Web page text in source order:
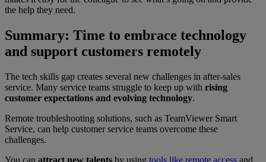
the help they need.
Summary: Time to embrace technology
and support customers remotely
The tech skills gap creates several new challenges in after-sales
service. Many service teams struggle to keep up with rising
customer expectations and evolving technology.
Remote troubleshooting solutions, such as TeamViewer Smart
Service, can help customer service teams overcome these
challenges.
You can attract new talents by using tools like remote access and